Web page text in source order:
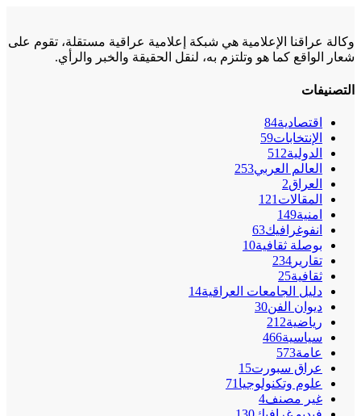
وكالة عراقنا الإعلامية هي شبكة إعلامية عراقية مستقلة، تقوم على
شعار الواقع كما هو وتلتزم به، لنقل الحقيقة والخبر والرأي.
التصنيفات
اقتصادية84
الإنتخابات59
الدولية512
العالم العربي253
العراق2
المقالات 121
امنية149
انفوغرافيك63
بوصلة ثقافية10
تقارير 234
ثقافية25
دليل الجامعات العراقية14
ديوان الفن30
رياضية212
سياسية466
عامة573
عراق سبورت15
علوم وتكنولوجيا 71
غير مصنف4